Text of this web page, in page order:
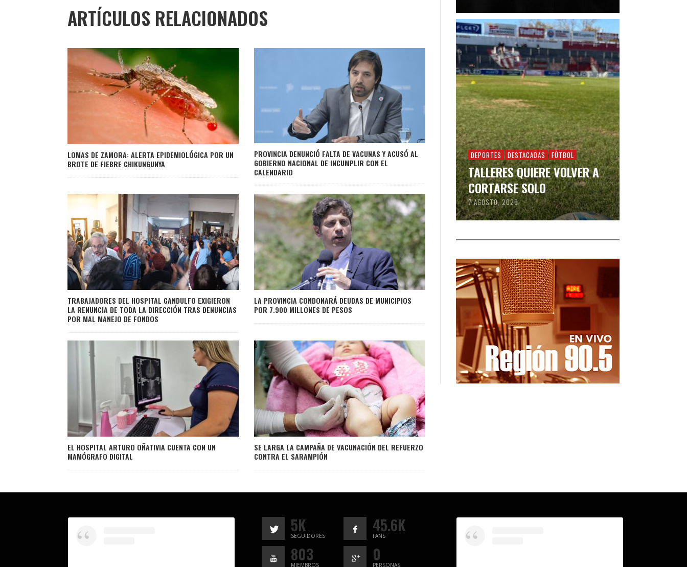
ARTÍCULOS RELACIONADOS
LOMAS DE ZAMORA: ALERTA EPIDEMIOLÓGICA POR UN
BROTE DE FIEBRE CHIKUNGUNYA
PROVINCIA DENUNCIÓ FALTA DE VACUNAS Y ACUSÓ AL
GOBIERNO NACIONAL DE INCUMPLIR CON EL
CALENDARIO
TRABAJADORES DEL HOSPITAL GANDULFO EXIGIERON
LA RENUNCIA DE TODA LA DIRECCIÓN TRAS DENUNCIAS
POR MAL MANEJO DE FONDOS
LA PROVINCIA CONDONARÁ DEUDAS DE MUNICIPIOS
POR 7.900 MILLONES DE PESOS
EL HOSPITAL ARTURO OÑATIVIA CUENTA CON UN
MAMÓGRAFO DIGITAL
SE LARGA LA CAMPAÑA DE VACUNACIÓN DEL REFUERZO
CONTRA EL SARAMPIÓN
DEPORTES DESTACADAS FÚTBOL
TALLERES QUIERE VOLVER A
CORTARSE SOLO
7 AGOSTO, 2026
5K
SEGUIDORES
45.6K
FANS
803
MIEMBROS
0
PERSONAS